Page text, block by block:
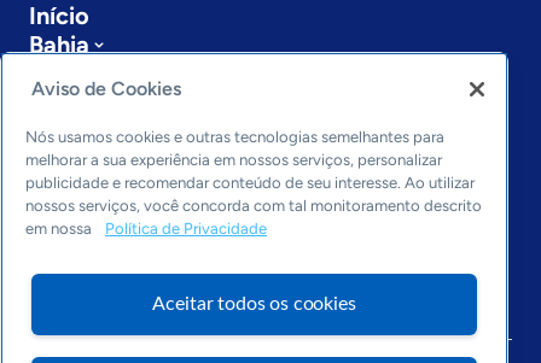
Início
Bahia
Sobre a ASN
Últimas notícias
Entre em contato
Editorias
Economia & Política
Inovação & Tecnologia
Cultura empreendedora
Arquivo
Aviso de Cookies
Nós usamos cookies e outras tecnologias semelhantes para
melhorar a sua experiência em nossos serviços, personalizar
publicidade e recomendar conteúdo de seu interesse. Ao utilizar
nossos serviços, você concorda com tal monitoramento descrito
em nossa
Política de Privacidade
Aceitar todos os cookies